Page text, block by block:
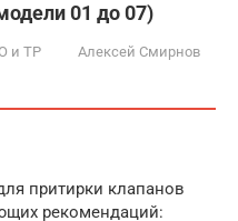
01 до 07)
и ТР Алексей Смирнов
притирки клапанов
рекомендаций: